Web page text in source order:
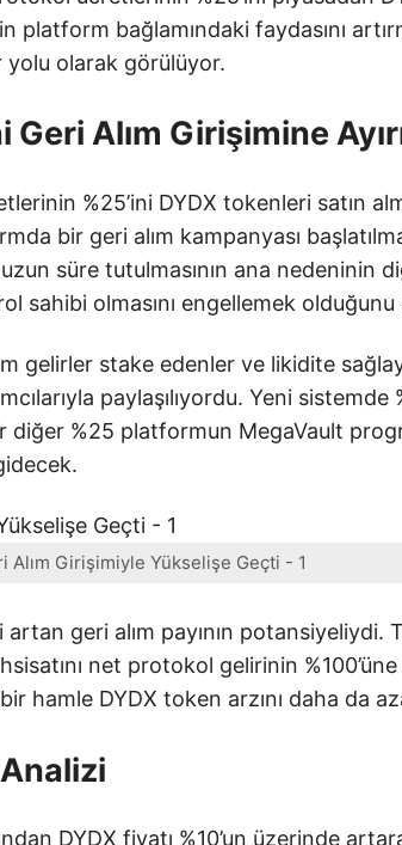
bağlamındaki faydasını
olarak görülüyor.
Alım Girişimine
%25’ini DYDX tokenleri satın
bir geri alım kampanyası
süre tutulmasının ana nedeninin
sahibi olmasını engellemek olduğunu
gelirler stake edenler ve likidite
paylaşılıyordu. Yeni sistemde
diğer %25 platformun MegaVault
Alım Girişimiyle Yükselişe Geçti - 1
geri alım payının potansiyeliydi.
net protokol gelirinin %100’üne
hamle DYDX token arzını daha da
DYDX fiyatı %10’un üzerinde